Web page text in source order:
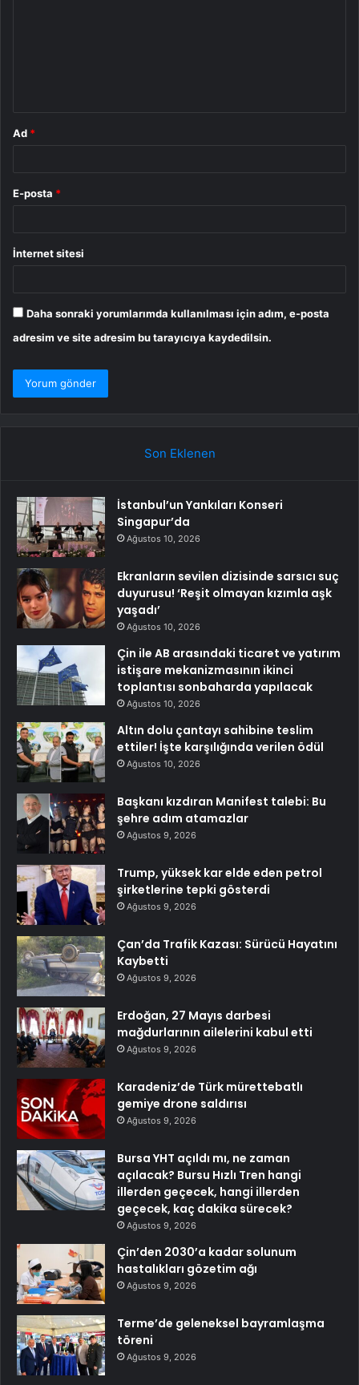
Ad *
E-posta *
İnternet sitesi
Daha sonraki yorumlarımda kullanılması için adım, e-posta
adresim ve site adresim bu tarayıcıya kaydedilsin.
Son Eklenen
İstanbul’un Yankıları Konseri
Singapur’da
Ağustos 10, 2026
Ekranların sevilen dizisinde sarsıcı suç
duyurusu! ‘Reşit olmayan kızımla aşk
yaşadı’
Ağustos 10, 2026
Çin ile AB arasındaki ticaret ve yatırım
istişare mekanizmasının ikinci
toplantısı sonbaharda yapılacak
Ağustos 10, 2026
Altın dolu çantayı sahibine teslim
ettiler! İşte karşılığında verilen ödül
Ağustos 10, 2026
Başkanı kızdıran Manifest talebi: Bu
şehre adım atamazlar
Ağustos 9, 2026
Trump, yüksek kar elde eden petrol
şirketlerine tepki gösterdi
Ağustos 9, 2026
Çan’da Trafik Kazası: Sürücü Hayatını
Kaybetti
Ağustos 9, 2026
Erdoğan, 27 Mayıs darbesi
mağdurlarının ailelerini kabul etti
Ağustos 9, 2026
Karadeniz’de Türk mürettebatlı
gemiye drone saldırısı
Ağustos 9, 2026
Bursa YHT açıldı mı, ne zaman
açılacak? Bursu Hızlı Tren hangi
illerden geçecek, hangi illerden
geçecek, kaç dakika sürecek?
Ağustos 9, 2026
Çin’den 2030’a kadar solunum
hastalıkları gözetim ağı
Ağustos 9, 2026
Terme’de geleneksel bayramlaşma
töreni
Ağustos 9, 2026